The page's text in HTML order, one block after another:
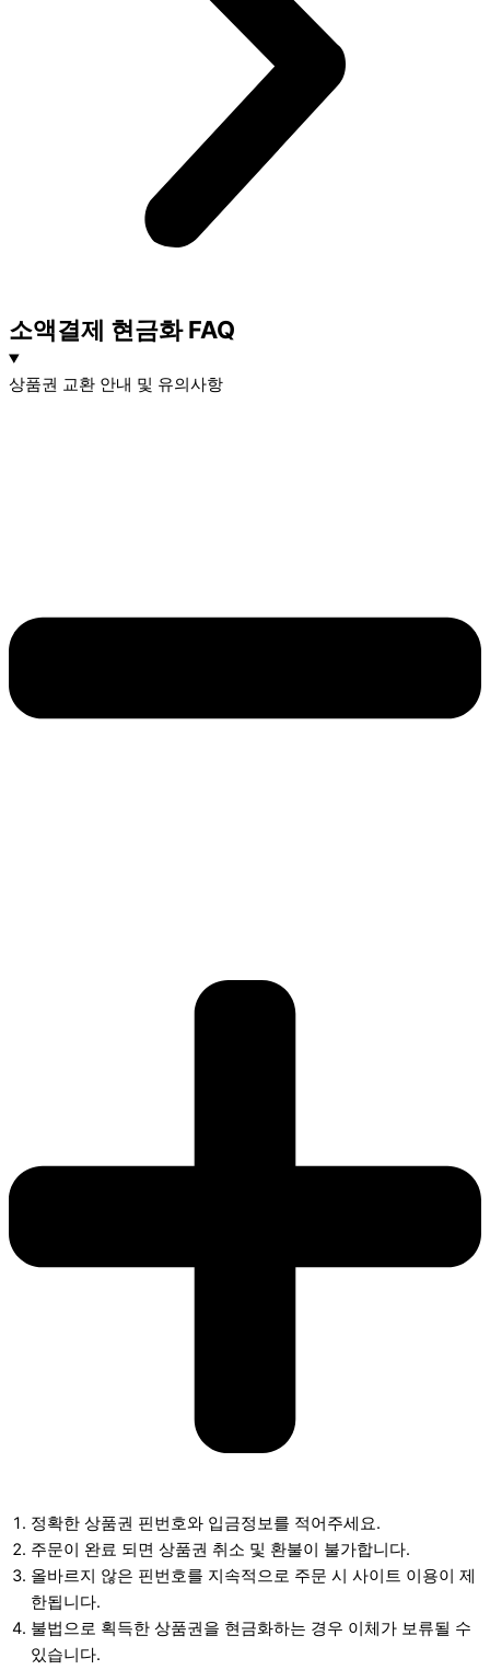
소액결제 현금화 FAQ​
상품권 교환 안내 및 유의사항
정확한 상품권 핀번호와 입금정보를 적어주세요.
주문이 완료 되면 상품권 취소 및 환불이 불가합니다.
올바르지 않은 핀번호를 지속적으로 주문 시 사이트 이용이 제
한됩니다.
불법으로 획득한 상품권을 현금화하는 경우 이체가 보류될 수
있습니다.